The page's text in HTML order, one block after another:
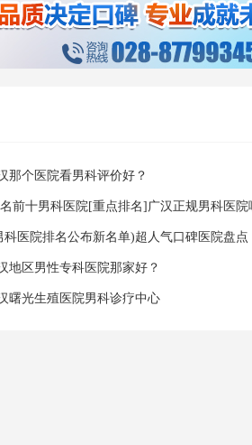
那个医院看男科评价好？
前十男科医院[重点排名]广汉正规男科医院
医院排名公布新名单)超人气口碑医院盘点
地区男性专科医院那家好？
曙光生殖医院男科诊疗中心